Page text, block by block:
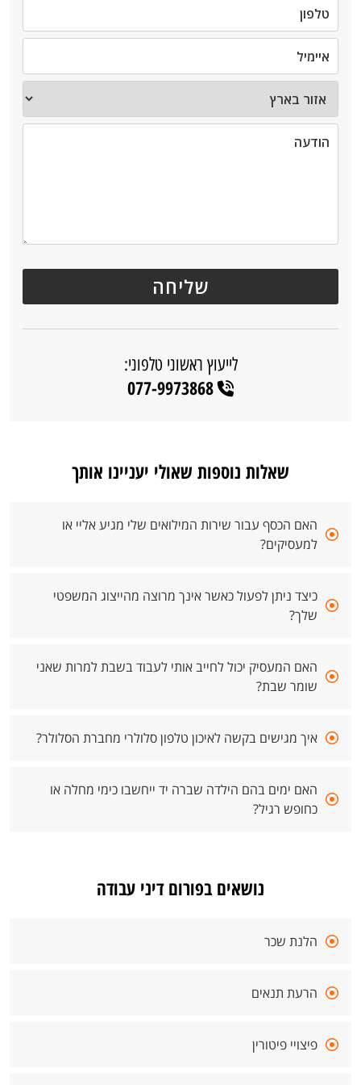
לייעוץ ראשוני טלפוני:
077-9973868
שאלות נוספות שאולי יעניינו אותך
האם הכסף עבור שירות המילואים שלי מגיע אליי או
למעסיקים?
כיצד ניתן לפעול כאשר אינך מרוצה מהייצוג המשפטי
שלך?
האם המעסיק יכול לחייב אותי לעבוד בשבת למרות שאני
שומר שבת?
איך מגישים בקשה לאיכון טלפון סלולרי מחברת הסלולר?
האם ימים בהם הילדה שברה יד ייחשבו כימי מחלה או
כחופש רגיל?
נושאים בפורום דיני עבודה
הלנת שכר
הרעת תנאים
פיצויי פיטורין